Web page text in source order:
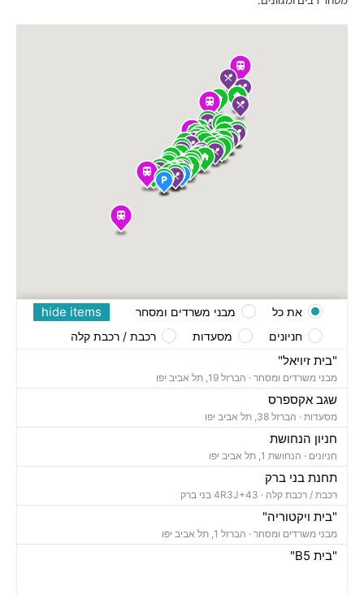
"בית זיויאל"
מבני משרדים ומסחר · הברזל 19, תל אביב יפו
שגב אקספרס
מסעדות · הברזל 38, תל אביב יפו
חניון הנחושת
חניונים · הנחושת 1, תל אביב יפו
תחנת בני ברק
רכבת / רכבת קלה ·
"בית ויקטוריה"
מבני משרדים ומסחר · הברזל 1, תל אביב יפו
"בית B5"
hide items את כל
מבני משרדים ומסחר
חניונים
מסעדות רכבת / רכבת קלה